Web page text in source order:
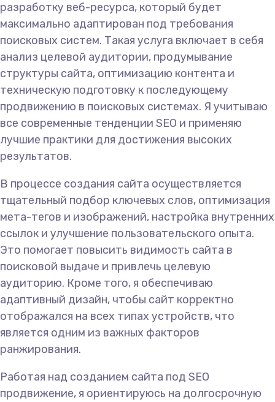
разработку веб-ресурса, который будет
максимально адаптирован под требования
поисковых систем. Такая услуга включает в себя
анализ целевой аудитории, продумывание
структуры сайта, оптимизацию контента и
техническую подготовку к последующему
продвижению в поисковых системах. Я учитываю
все современные тенденции SEO и применяю
лучшие практики для достижения высоких
результатов.
В процессе создания сайта осуществляется
тщательный подбор ключевых слов, оптимизация
мета-тегов и изображений, настройка внутренних
ссылок и улучшение пользовательского опыта.
Это помогает повысить видимость сайта в
поисковой выдаче и привлечь целевую
аудиторию. Кроме того, я обеспечиваю
адаптивный дизайн, чтобы сайт корректно
отображался на всех типах устройств, что
является одним из важных факторов
ранжирования.
Работая над созданием сайта под SEO
продвижение, я ориентируюсь на долгосрочную